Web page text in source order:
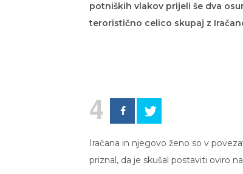
potniških vlakov prijeli še dva
teroristično celico skupaj z
4
Iračana in njegovo ženo so v
priznal, da je skušal postaviti oviro